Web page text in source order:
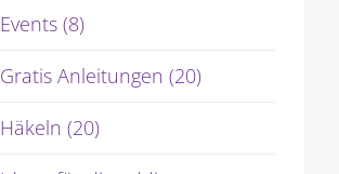
Events (8)
Gratis Anleitungen (20)
Häkeln (20)